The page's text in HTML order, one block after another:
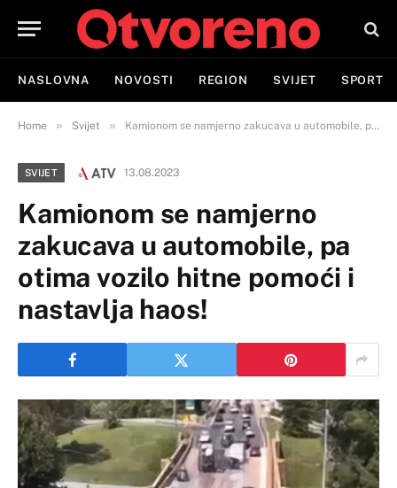
NASLOVNA NOVOSTI REGION SVIJET SPORT
Home » Svijet » Kamionom se namjerno zakucava u automobile, pa otima vozilo hitne pomoći i nastavlja haos!
SVIJET 13.08.2023
Kamionom se namjerno
zakucava u automobile, pa
otima vozilo hitne pomoći i
nastavlja haos!